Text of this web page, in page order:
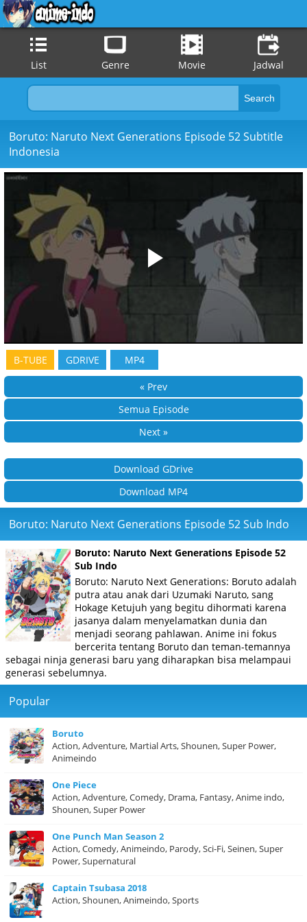
List Genre Movie Jadwal
Boruto: Naruto Next Generations Episode 52 Subtitle
Indonesia
B-TUBE GDRIVE MP4
« Prev
Semua Episode
Next »
Download GDrive
Download MP4
Boruto: Naruto Next Generations Episode 52 Sub Indo
Boruto: Naruto Next Generations Episode 52
Sub Indo
Boruto: Naruto Next Generations: Boruto adalah
putra atau anak dari Uzumaki Naruto, sang
Hokage Ketujuh yang begitu dihormati karena
jasanya dalam menyelamatkan dunia dan
menjadi seorang pahlawan. Anime ini fokus
bercerita tentang Boruto dan teman-temannya
sebagai ninja generasi baru yang diharapkan bisa melampaui
generasi sebelumnya.
Popular
Boruto
Action, Adventure, Martial Arts, Shounen, Super Power,
Animeindo
One Piece
Action, Adventure, Comedy, Drama, Fantasy, Anime indo,
Shounen, Super Power
One Punch Man Season 2
Action, Comedy, Animeindo, Parody, Sci-Fi, Seinen, Super
Power, Supernatural
Captain Tsubasa 2018
Action, Shounen, Animeindo, Sports